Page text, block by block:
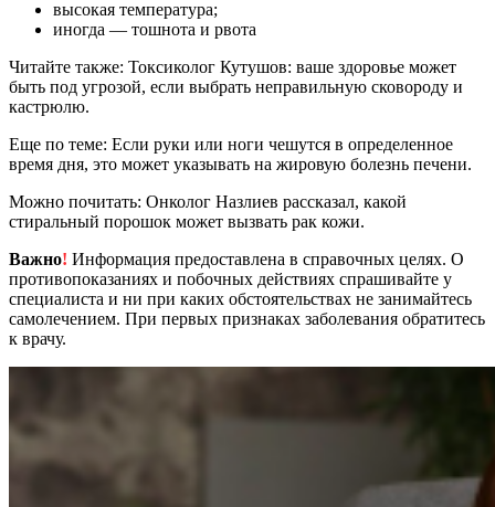
высокая температура;
иногда — тошнота и рвота
Читайте также: Токсиколог Кутушов: ваше здоровье может
быть под угрозой, если выбрать неправильную сковороду и
кастрюлю.
Еще по теме: Если руки или ноги чешутся в определенное
время дня, это может указывать на жировую болезнь печени.
Можно почитать: Онколог Назлиев рассказал, какой
стиральный порошок может вызвать рак кожи.
Важно! Информация предоставлена в справочных целях. О
противопоказаниях и побочных действиях спрашивайте у
специалиста и ни при каких обстоятельствах не занимайтесь
самолечением. При первых признаках заболевания обратитесь
к врачу.